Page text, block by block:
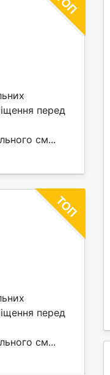
перед
см...
перед
см...